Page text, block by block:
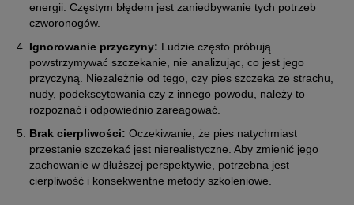
energii. Częstym błędem jest zaniedbywanie tych potrzeb
czworonogów.
Ignorowanie przyczyny: Ludzie często próbują
powstrzymywać szczekanie, nie analizując, co jest jego
przyczyną. Niezależnie od tego, czy pies szczeka ze strachu,
nudy, podekscytowania czy z innego powodu, należy to
rozpoznać i odpowiednio zareagować.
Brak cierpliwości: Oczekiwanie, że pies natychmiast
przestanie szczekać jest nierealistyczne. Aby zmienić jego
zachowanie w dłuższej perspektywie, potrzebna jest
cierpliwość i konsekwentne metody szkoleniowe.